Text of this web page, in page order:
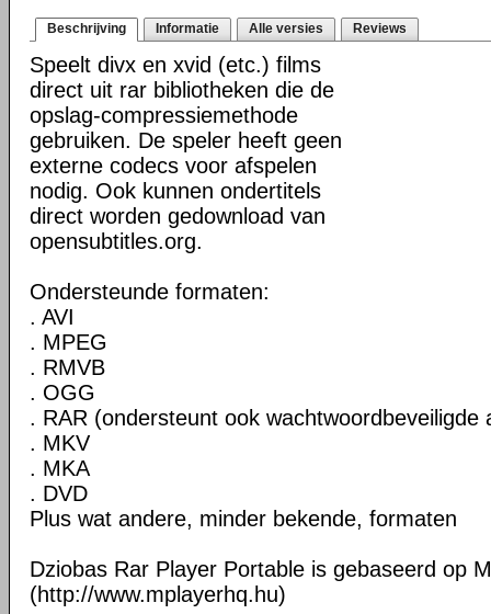
Beschrijving Informatie Alle versies Reviews
Speelt divx en xvid (etc.) films
direct uit rar bibliotheken die de
opslag-compressiemethode
gebruiken. De speler heeft geen
externe codecs voor afspelen
nodig. Ook kunnen ondertitels
direct worden gedownload van
opensubtitles.org.
Ondersteunde formaten:
. AVI
. MPEG
. RMVB
. OGG
. RAR (ondersteunt ook wachtwoordbeveiligde
. MKV
. MKA
. DVD
Plus wat andere, minder bekende, formaten
Dziobas Rar Player Portable is gebaseerd op
(http://www.mplayerhq.hu)